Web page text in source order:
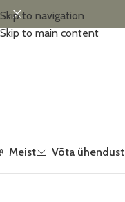
Skip to navigation
Skip to main content
Meist Võta ühendust